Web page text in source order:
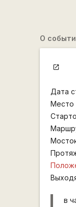
О
Дата
Место
в